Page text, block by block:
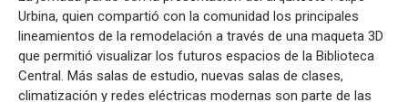
Urbina, quien compartió con la comunidad los principales
lineamientos de la remodelación a través de una maqueta 3D
que permitió visualizar los futuros espacios de la Biblioteca
Central. Más salas de estudio, nuevas salas de clases,
climatización y redes eléctricas modernas son parte de las